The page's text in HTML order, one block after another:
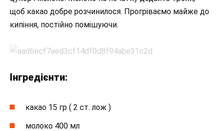
щоб какао добре розчинилося. Прогріваємо майже до
кипіння, постійно помішуючи.
Інгредієнти:
какао 15 гр ( 2 ст. лож )
молоко 400 мл